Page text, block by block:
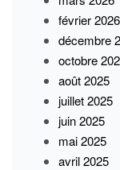
février 2026
décembre
octobre
août 2025
juillet 2025
juin 2025
mai 2025
avril 2025